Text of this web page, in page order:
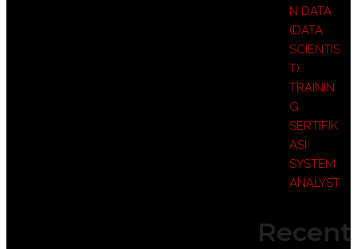
N DATA
(DATA
SCIENTIS
T)
TRAININ
G
SERTIFIK
ASI
SYSTEM
ANALYST
Recent